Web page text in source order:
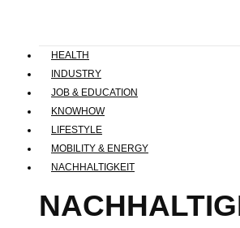
HEALTH
INDUSTRY
JOB & EDUCATION
KNOWHOW
LIFESTYLE
MOBILITY & ENERGY
NACHHALTIGKEIT